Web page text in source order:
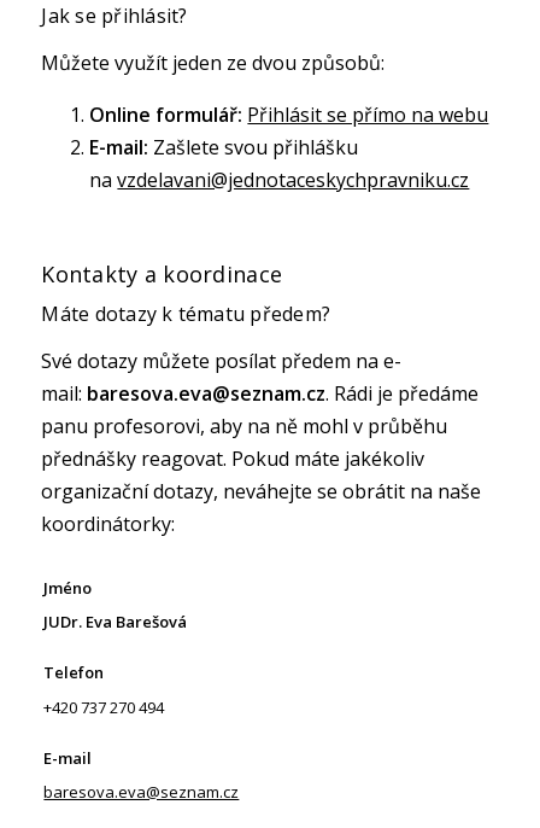
Jak se přihlásit?
Můžete využít jeden ze dvou způsobů:
Online formulář: Přihlásit se přímo na webu
E-mail: Zašlete svou přihlášku
navzdelavani@jednotaceskychpravniku.cz
Kontakty a koordinace
Máte dotazy k tématu předem?
Své dotazy můžete posílat předem na e-
mail: baresova.eva@seznam.cz. Rádi je předáme
panu profesorovi, aby na ně mohl v průběhu
přednášky reagovat. Pokud máte jakékoliv
organizační dotazy, neváhejte se obrátit na naše
koordinátorky:
JUDr. Eva Barešová
+420 737 270 494
baresova.eva@seznam.cz